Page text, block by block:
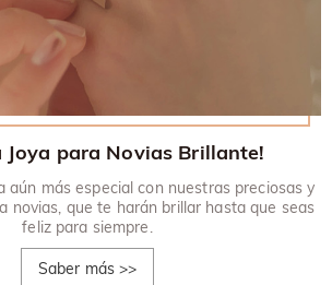
Joya para Novias Brillante!
aún más especial con nuestras preciosas y
novias, que te harán brillar hasta que seas
feliz para siempre.
Saber más>>